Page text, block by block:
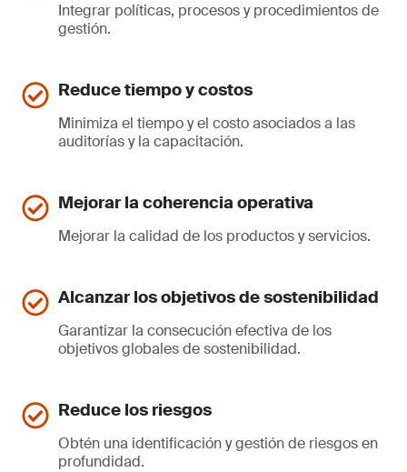
Integrar políticas, procesos y procedimientos de
gestión.
Reduce tiempo y costos
Minimiza el tiempo y el costo asociados a las
auditorías y la capacitación.
Mejorar la coherencia operativa
Mejorar la calidad de los productos y servicios.
Alcanzar los objetivos de sostenibilidad
Garantizar la consecución efectiva de los
objetivos globales de sostenibilidad.
Reduce los riesgos
Obtén una identificación y gestión de riesgos en
profundidad.